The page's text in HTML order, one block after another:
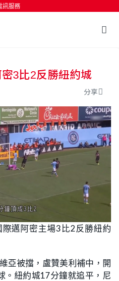
訊服務
鍵開始搜尋
3比2反勝紐約城
分享
際邁阿密主場3比2反勝紐約
亞被擋，盧贊美利補中，開
。紐約城17分鐘就追平，尼